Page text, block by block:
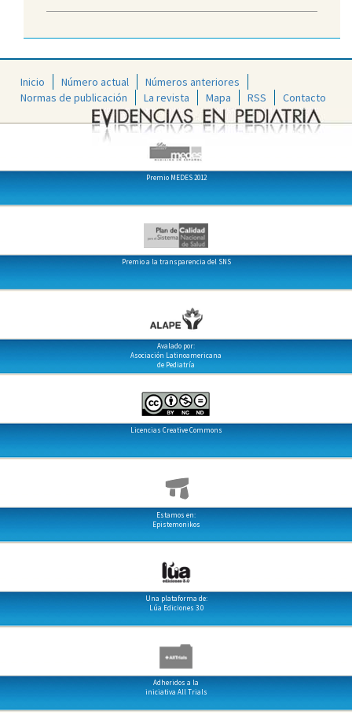
Inicio Número actual
Números anteriores
Normas de publicación
La revista Mapa RSS Contacto
Premio MEDES 2012
Premio a la transparencia del SNS
Avalado por:
Asociación Latinoamericana
de Pediatría
Licencias Creative Commons
Estamos en:
Epistemonikos
Una plataforma de:
Lúa Ediciones 3.0
Adheridos a la
iniciativa All Trials